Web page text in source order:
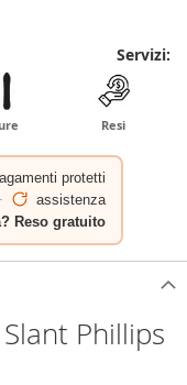
Servizi:
Resi
protetti
assistenza
Reso gratuito
Phillips